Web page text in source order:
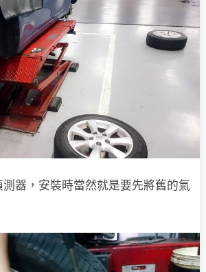
器，安裝時當然就是要先將舊的氣